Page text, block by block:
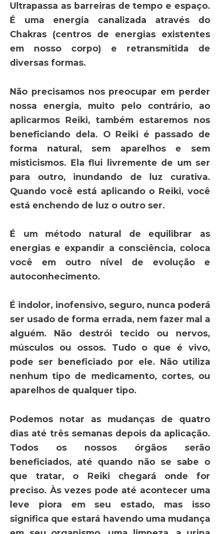
Ultrapassa as barreiras de tempo e espaço.
É uma energia canalizada através do
Chakras (centros de energias existentes
em nosso corpo) e retransmitida de
diversas formas.
Não precisamos nos preocupar em perder
nossa energia, muito pelo contrário, ao
aplicarmos Reiki, também estaremos nos
beneficiando dela. O Reiki é passado de
forma natural, sem aparelhos e sem
misticismos. Ela flui livremente de um ser
para outro, inundando de luz curativa.
Quando você está aplicando o Reiki, você
está enchendo de luz o outro ser.
É um método natural de equilibrar as
energias e expandir a consciência, coloca
você em outro nível de evolução e
autoconhecimento.
É indolor, inofensivo, seguro, nunca poderá
ser usado de forma errada, nem fazer mal a
alguém. Não destrói tecido ou nervos,
músculos ou ossos. Tudo o que é vivo,
pode ser beneficiado por ele. Não utiliza
nenhum tipo de medicamento, cortes, ou
aparelhos de qualquer tipo.
Podemos notar as mudanças de quatro
dias até três semanas depois da aplicação.
Todos os nossos órgãos serão
beneficiados, até quando não se sabe o
que tratar, o Reiki chegará onde for
preciso. Às vezes pode até acontecer uma
leve piora em seu estado, mas isso
significa que estará havendo uma mudança